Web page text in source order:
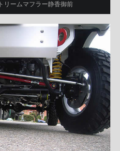
リームマフラー静香御前